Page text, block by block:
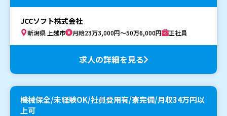
JCCソフト株式会社
新潟県 上越市 月給23万3,000円～50万6,000円 正社員
求人の詳細を見る
機械保全/未経験OK/社員登用有/寮完備/月収34万円以
上可